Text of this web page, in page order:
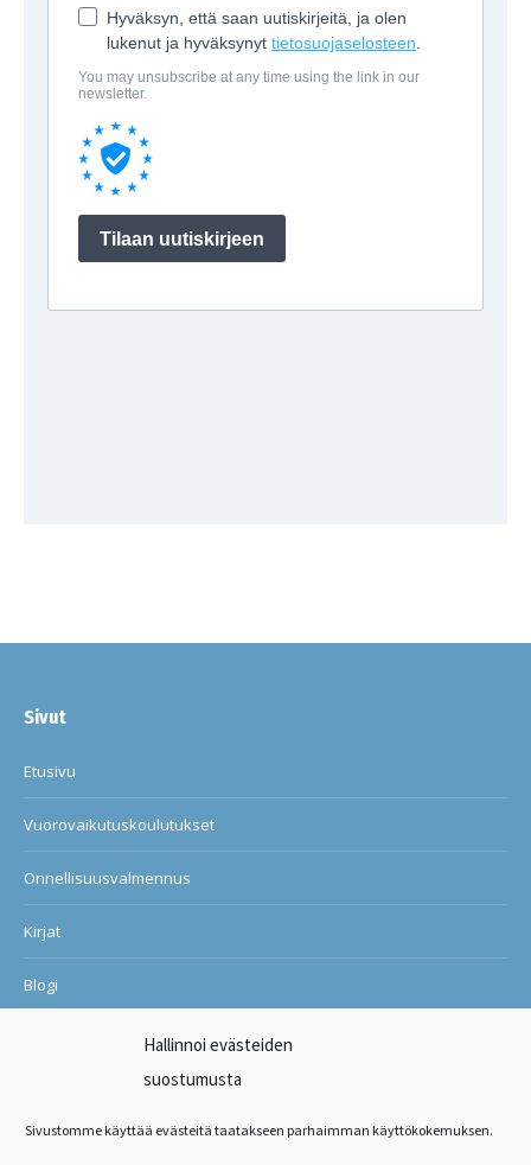
Hallinnoi evästeiden
suostumusta
Sivustomme käyttää evästeitä taatakseen parhaimman käyttökokemuksen.
Sivut
Etusivu
Vuorovaikutuskoulutukset
Onnellisuusvalmennus
Kirjat
Blogi
Ilon ja onnellisuuden kuntosali
Suosituksia asiakkailtani